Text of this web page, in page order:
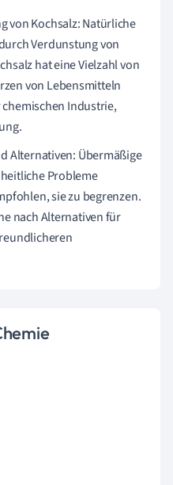
von Kochsalz: Natürliche
Verdunstung von
hat eine Vielzahl von
von Lebensmitteln
Industrie,
Alternativen: Übermäßige
Probleme
sie zu begrenzen.
nach Alternativen für